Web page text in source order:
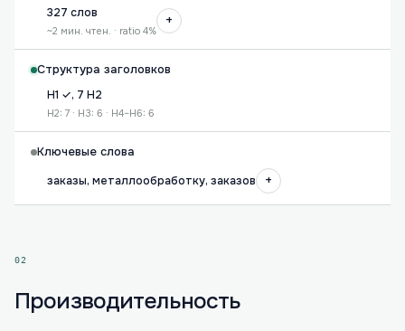
327 слов
~2 мин. чтен. · ratio 4%
+
Структура заголовков
H1 ✓, 7 H2
H2: 7 · H3: 6 · H4–H6: 6
Ключевые слова
заказы, металлообработку, заказов
+
02
Производительность